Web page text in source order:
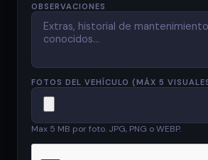
OBSERVACIONES
FOTOS DEL VEHÍCULO (MÁX 5
Max 5 MB por foto. JPG, PNG o WEBP.